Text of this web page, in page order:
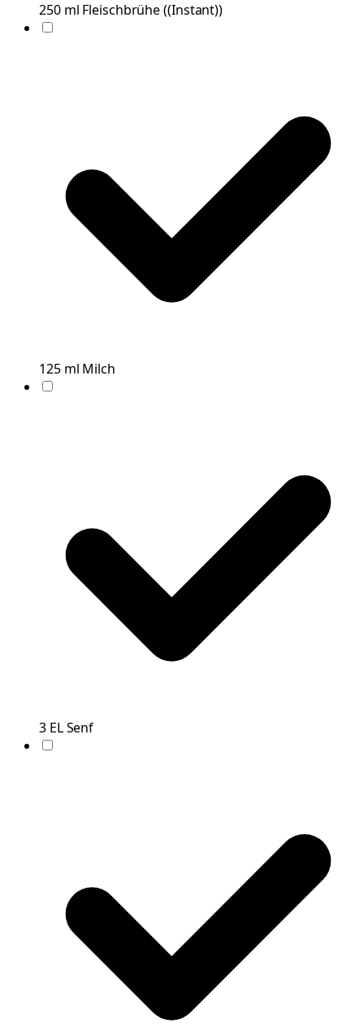
250 ml Fleischbrühe((Instant))
125 ml Milch
3 ELSenf